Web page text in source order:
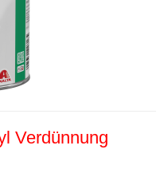
Verdünnung